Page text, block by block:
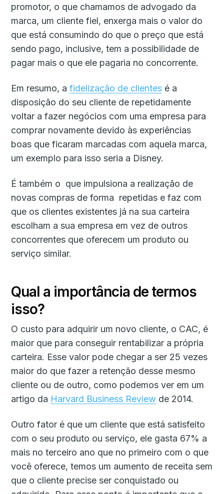
promotor, o que chamamos de advogado da
marca, um cliente fiel, enxerga mais o valor do
que está consumindo do que o preço que está
sendo pago, inclusive, tem a possibilidade de
pagar mais o que ele pagaria no concorrente.
Em resumo, afidelização de clientes é a
disposição do seu cliente de repetidamente
voltar a fazer negócios com uma empresa para
comprar novamente devido às experiências
boas que ficaram marcadas com aquela marca,
um exemplo para isso seria a Disney.
É também o que impulsiona a realização de
novas compras de forma repetidas e faz com
que os clientes existentes já na sua carteira
escolham a sua empresa em vez de outros
concorrentes que oferecem um produto ou
serviço similar.
Qual a importância de termos
isso?
O custo para adquirir um novo cliente, o CAC, é
maior que para conseguir rentabilizar a própria
carteira. Esse valor pode chegar a ser 25 vezes
maior do que fazer a retenção desse mesmo
cliente ou de outro, como podemos ver em um
artigo da Harvard Business Review de 2014.
Outro fator é que um cliente que está satisfeito
com o seu produto ou serviço, ele gasta 67% a
mais no terceiro ano que no primeiro com o que
você oferece, temos um aumento de receita sem
que o cliente precise ser conquistado ou